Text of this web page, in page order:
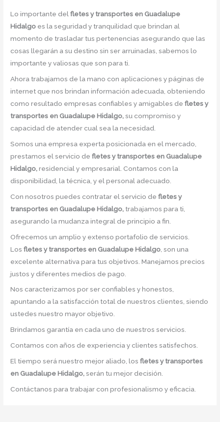
Lo importante delfletes y transportes en Guadalupe
Hidalgo es la seguridad y tranquilidad que brindan al
momento de trasladar tus pertenencias asegurando que las
cosas llegarán a su destino sin ser arruinadas, sabemos lo
importante y valiosas que son para ti.
Ahora trabajamos de la mano con aplicaciones y páginas de
internet que nos brindan información adecuada, obteniendo
como resultado empresas confiables y amigables defletes y
transportes en Guadalupe Hidalgo,su compromiso y
capacidad de atender cual sea la necesidad.
Somos una empresa experta posicionada en el mercado,
prestamos el servicio defletes y transportes en Guadalupe
Hidalgo,residencial y empresarial. Contamos con la
disponibilidad, la técnica, y el personal adecuado.
Con nosotros puedes contratar el servicio defletes y
transportes en Guadalupe Hidalgo, trabajamos para ti,
asegurando la mudanza integral de principio a fin.
Ofrecemos un amplio y extenso portafolio de servicios.
Losfletes y transportes en Guadalupe Hidalgo , son una
excelente alternativa para tus objetivos. Manejamos precios
justos y diferentes medios de pago.
Nos caracterizamos por ser confiables y honestos,
apuntando a la satisfacción total de nuestros clientes, siendo
ustedes nuestro mayor objetivo.
Brindamos garantía en cada uno de nuestros servicios.
Contamos con años de experiencia y clientes satisfechos.
El tiempo será nuestro mejor aliado, losfletes y transportes
en Guadalupe Hidalgo,serán tu mejor decisión.
Contáctanos para trabajar con profesionalismo y eficacia.